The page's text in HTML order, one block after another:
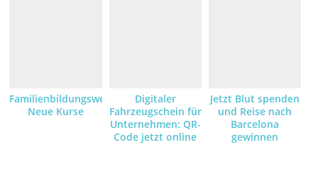
Familienbildungswerk:
Neue Kurse
Digitaler
Fahrzeugschein für
Unternehmen: QR-
Code jetzt online
Jetzt Blut spenden
und Reise nach
Barcelona
gewinnen